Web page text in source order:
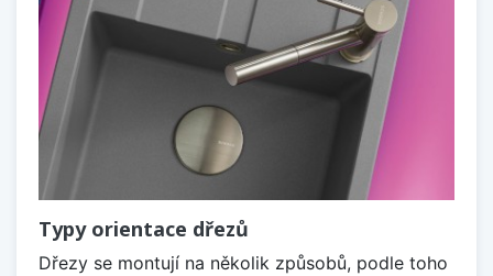
Typy orientace dřezů
Dřezy se montují na několik způsobů, podle toho